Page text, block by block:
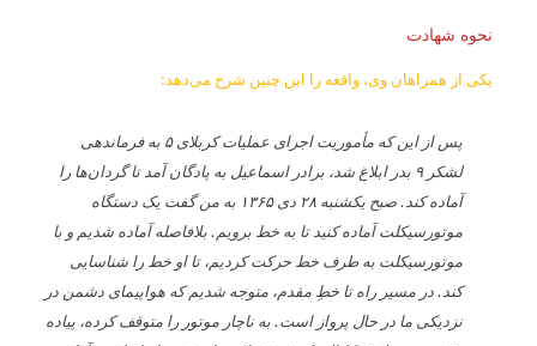
نحوه شهادت
یکی از همراهان وی، واقعه را این چنین شرح می‌دهد:
پس از این که مأموریت اجرای عملیات کربلای ۵ به فرماندهی
لشکر ۹ بدر ابلاغ شد، برادر اسماعیل به پادگان آمد تا گردان‌ها را
آماده کند. صبح یکشنبه ۲۸ دی ۱۳۶۵ به من گفت یک دستگاه
موتورسیکلت آماده کنید تا به خط برویم. بلافاصله آماده شدیم و با
موتورسیکلت به طرف خط حرکت کردیم، تا او خط را شناسایی
کند. در مسیر راه تا خطِ مقدم، متوجه شدیم که هواپیمای دشمن در
نزدیکی ما در حال پرواز است. به ناچار موتور را متوقف کرده، پیاده